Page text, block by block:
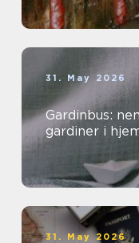
31. May 2026
Gardinbus:
gardiner i
31. May 2026